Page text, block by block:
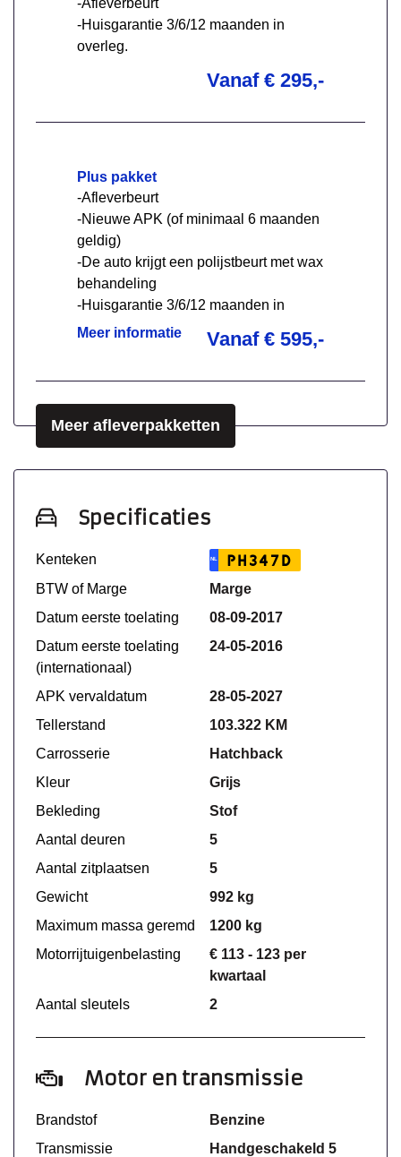
-Afleverbeurt
-Huisgarantie 3/6/12 maanden in
overleg.
Vanaf € 295,-
Plus pakket
-Afleverbeurt
-Nieuwe APK (of minimaal 6 maanden
geldig)
-De auto krijgt een polijstbeurt met wax
behandeling
-Huisgarantie 3/6/12 maanden in
overleg
Meer informatie Vanaf € 595,-
Meer afleverpakketten
Specificaties
Kenteken NL PH347D
BTW of Marge
Marge
Datum eerste toelating
08-09-2017
Datum eerste toelating
(internationaal)
24-05-2016
APK vervaldatum
28-05-2027
Tellerstand
103.322 KM
Carrosserie
Hatchback
Kleur
Grijs
Bekleding
Stof
Aantal deuren
5
Aantal zitplaatsen
5
Gewicht
992 kg
Maximum massa geremd
1200 kg
Motorrijtuigenbelasting
€ 113 - 123 per
kwartaal
Aantal sleutels
2
Motor en transmissie
Brandstof
Benzine
Transmissie
Handgeschakeld 5